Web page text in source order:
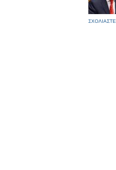
ΣΧΟΛΙΑΣΤΕ